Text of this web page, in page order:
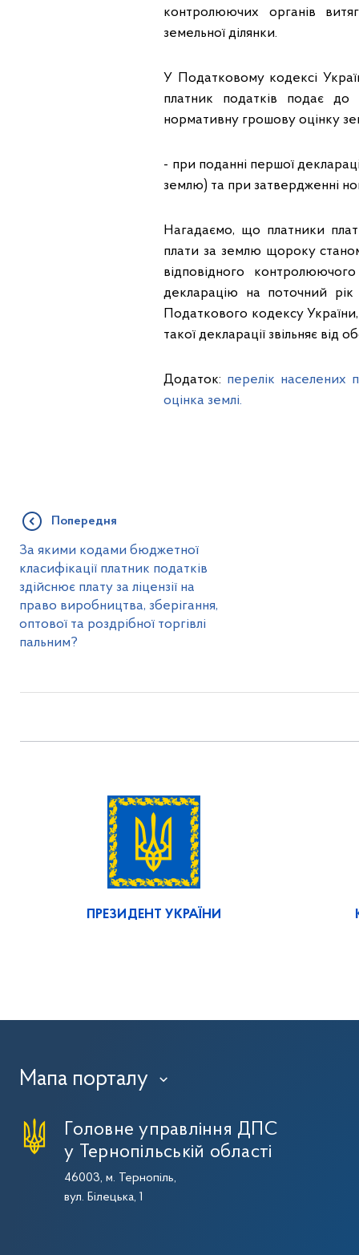
контролюючих органів
земельної ділянки.
У Податковому кодексі
платник податків подає до
нормативну грошову оцінку
- при поданні першої
землю) та при затвердженні
Нагадаємо, що платники
плати за землю щороку
відповідного
декларацію на поточний
Податкового кодексу
такої декларації звільняє від
Додаток: перелік населених
оцінка землі.
Попередня
За якими кодами бюджетної
класифікації платник податків
здійснює плату за ліцензії на
право виробництва, зберігання,
оптової та роздрібної торгівлі
пальним?
ПРЕЗИДЕНТ УКРАЇНИ
Мапа порталу ›
Головне управління ДПС
у Тернопільській області
46003, м. Тернопіль,
вул. Білецька, 1